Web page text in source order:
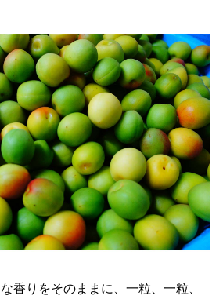
香りをそのままに、一粒、一粒、